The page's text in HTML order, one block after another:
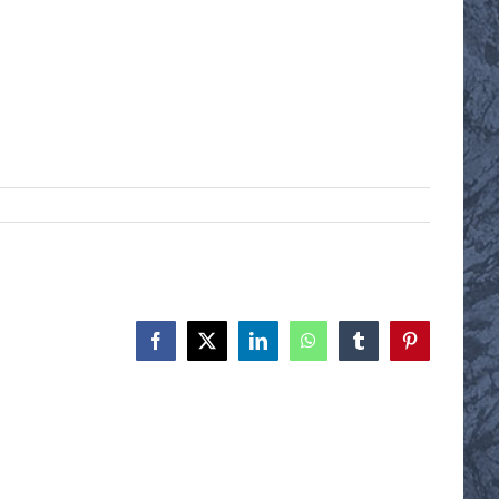
Facebook
X LinkedInWhatsAppTumblrPinterest